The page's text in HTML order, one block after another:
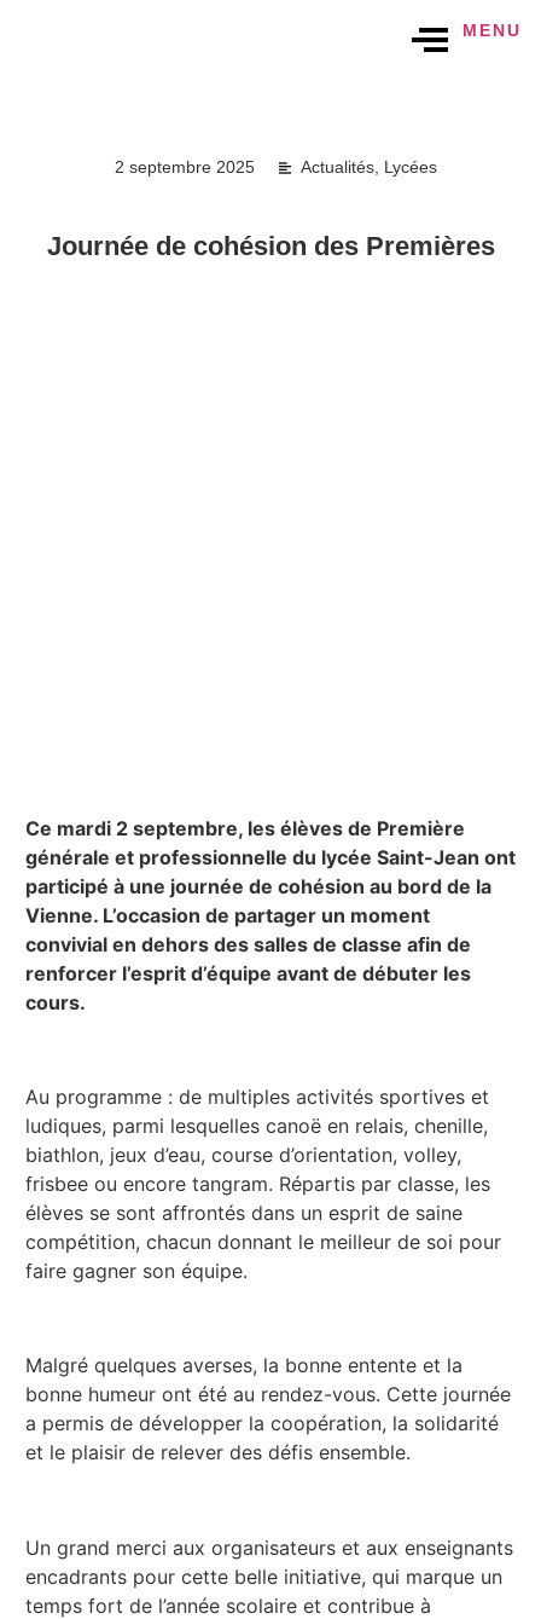
MENU
2 septembre 2025 Actualités, Lycées
Journée de cohésion des Premières
Ce mardi 2 septembre, les élèves de Première
générale et professionnelle du lycée Saint-Jean ont
participé à une journée de cohésion au bord de la
Vienne. L’occasion de partager un moment
convivial en dehors des salles de classe afin de
renforcer l’esprit d’équipe avant de débuter les
cours.
Au programme : de multiples activités sportives et
ludiques, parmi lesquelles canoë en relais, chenille,
biathlon, jeux d’eau, course d’orientation, volley,
frisbee ou encore tangram. Répartis par classe, les
élèves se sont affrontés dans un esprit de saine
compétition, chacun donnant le meilleur de soi pour
faire gagner son équipe.
Malgré quelques averses, la bonne entente et la
bonne humeur ont été au rendez-vous. Cette journée
a permis de développer la coopération, la solidarité
et le plaisir de relever des défis ensemble.
Un grand merci aux organisateurs et aux enseignants
encadrants pour cette belle initiative, qui marque un
temps fort de l’année scolaire et contribue à